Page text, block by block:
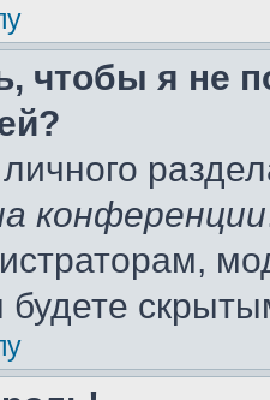
чтобы я не
личного
конференции